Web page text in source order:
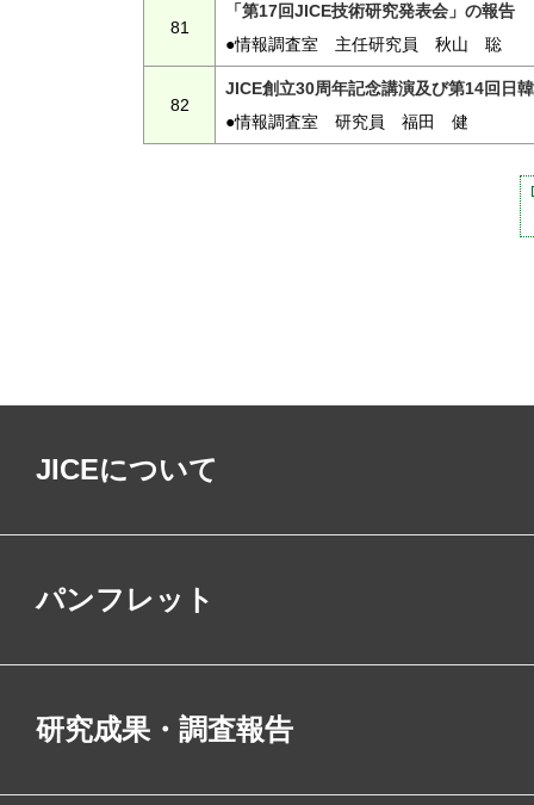
81
「第17回JICE技術研究発表会」の報告
●情報調査室 主任研究員 秋山 聡
82
JICE創立30周年記念講演及び第14回日
●情報調査室 研究員 福田 健
JICEについて
パンフレット
研究成果・調査報告